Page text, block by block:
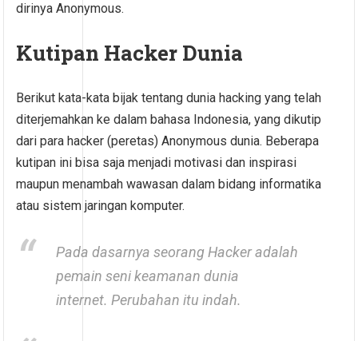
dirinya Anonymous.
Kutipan Hacker Dunia
Berikut kata-kata bijak tentang dunia hacking yang telah
diterjemahkan ke dalam bahasa Indonesia, yang dikutip
dari para hacker (peretas) Anonymous dunia. Beberapa
kutipan ini bisa saja menjadi motivasi dan inspirasi
maupun menambah wawasan dalam bidang informatika
atau sistem jaringan komputer.
Pada dasarnya seorang Hacker adalah
pemain seni keamanan dunia
internet. Perubahan itu indah.